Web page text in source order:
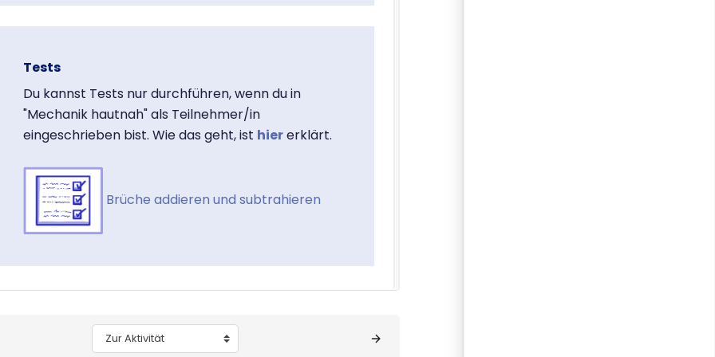
Tests
Du kannst Tests nur durchführen, wenn du in
"Mechanik hautnah" als Teilnehmer/in
eingeschrieben bist. Wie das geht, ist hiererklärt.
Brüche addieren und subtrahieren
Zur Aktivität